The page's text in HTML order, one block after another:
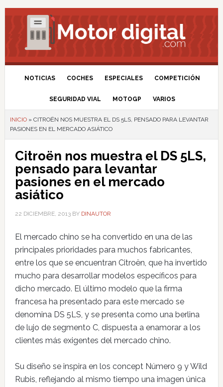
NOTICIAS COCHES ESPECIALES COMPETICIÓN
SEGURIDAD VIAL MOTOGP VARIOS
INICIO» CITROËN NOS MUESTRA EL DS 5LS, PENSADO PARA LEVANTAR
PASIONES EN EL MERCADO ASIÁTICO
Citroën nos muestra el DS 5LS,
pensado para levantar
pasiones en el mercado
asiático
22 DICIEMBRE, 2013BY DINAUTOR
El mercado chino se ha convertido en una de las
principales prioridades para muchos fabricantes,
entre los que se encuentran Citroën, que ha invertido
mucho para desarrollar modelos específicos para
dicho mercado. El último modelo que la firma
francesa ha presentado para este mercado se
denomina DS 5LS, y se presenta como una berlina
de lujo de segmento C, dispuesta a enamorar a los
clientes más exigentes del mercado chino.
Su diseño se inspira en los concept Número 9 y Wild
Rubis, reflejando al mismo tiempo una imagen única